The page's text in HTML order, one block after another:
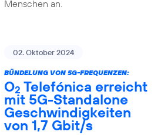
Menschen an.
02. Oktober 2024
BÜNDELUNG VON 5G-FREQUENZEN:
O2 Telefónica erreicht
mit 5G-Standalone
Geschwindigkeiten
von 1,7 Gbit/s